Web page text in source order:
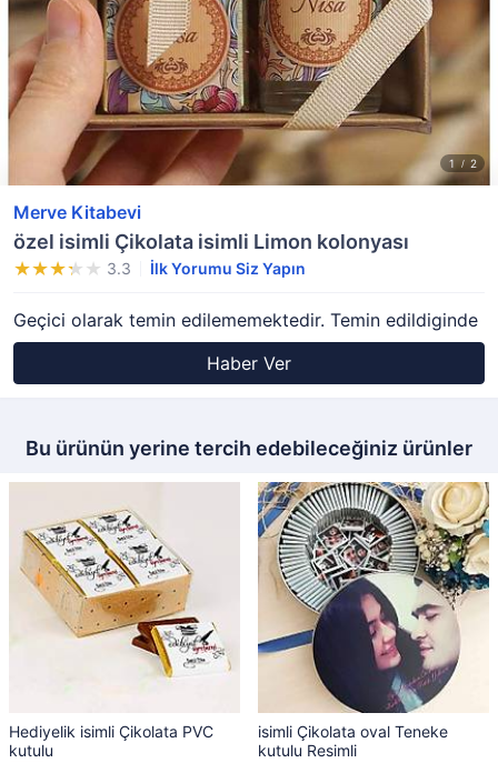
Merve Kitabevi
özel isimli Çikolata isimli Limon kolonyası
3.3 İlk Yorumu Siz Yapın
Geçici olarak temin edilememektedir. Temin edildiginde
Haber Ver
Bu ürünün yerine tercih edebileceğiniz ürünler
Hediyelik isimli Çikolata PVC
kutulu
isimli Çikolata oval Teneke
kutulu Resimli